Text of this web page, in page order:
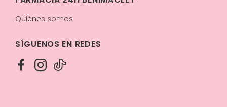
Quiénes somos
SÍGUENOS EN REDES